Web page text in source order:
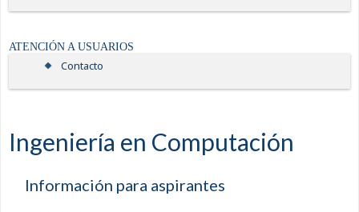
ATENCIÓN A USUARIOS
Contacto
Ingeniería en Computación
Información para aspirantes